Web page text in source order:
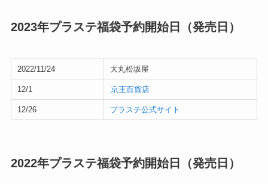
2023年プラステ福袋予約開始日（発売日）
2022/11/24 大丸松坂屋
12/1 京王百貨店
12/26 プラステ公式サイト
2022年プラステ福袋予約開始日（発売日）